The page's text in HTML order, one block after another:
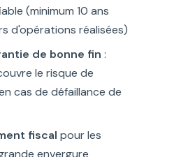
(minimum 10 ans
d'opérations réalisées)
de bonne fin :
le risque de
cas de défaillance de
fiscal pour les
envergure